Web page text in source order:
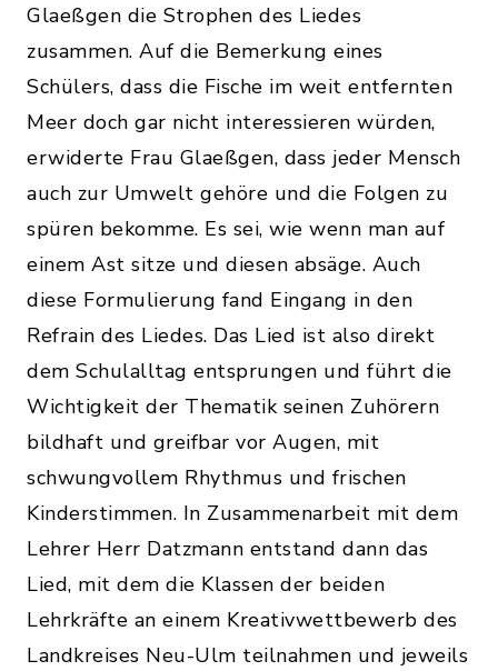
Glaeßgen die Strophen des Liedes
zusammen. Auf die Bemerkung eines
Schülers, dass die Fische im weit entfernten
Meer doch gar nicht interessieren würden,
erwiderte Frau Glaeßgen, dass jeder Mensch
auch zur Umwelt gehöre und die Folgen zu
spüren bekomme. Es sei, wie wenn man auf
einem Ast sitze und diesen absäge. Auch
diese Formulierung fand Eingang in den
Refrain des Liedes. Das Lied ist also direkt
dem Schulalltag entsprungen und führt die
Wichtigkeit der Thematik seinen Zuhörern
bildhaft und greifbar vor Augen, mit
schwungvollem Rhythmus und frischen
Kinderstimmen. In Zusammenarbeit mit dem
Lehrer Herr Datzmann entstand dann das
Lied, mit dem die Klassen der beiden
Lehrkräfte an einem Kreativwettbewerb des
Landkreises Neu-Ulm teilnahmen und jeweils